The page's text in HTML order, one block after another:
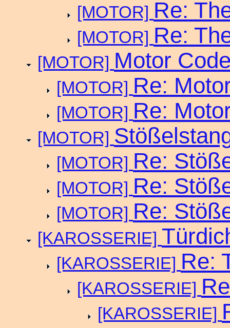
[MOTOR] Re:
[MOTOR] Re:
[MOTOR] Motor
[MOTOR] Re:
[MOTOR] Re:
[MOTOR]
[MOTOR] Re:
[MOTOR] Re:
[MOTOR] Re:
[KAROSSERIE]
[KAROSSERIE] Re:
[KAROSSERIE]
[KAROSSERIE]